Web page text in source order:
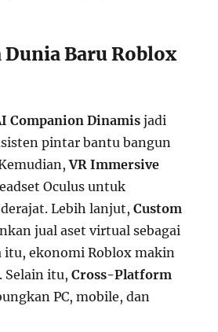
Baru Roblox
Companion Dinamisjadi
pintar bantu bangun
VR Immersive
Oculus untuk
Lebih lanjut,Custom
jual aset virtual sebagai
itu, ekonomi Roblox makin
Selain itu,Cross-Platform
PC, mobile, dan